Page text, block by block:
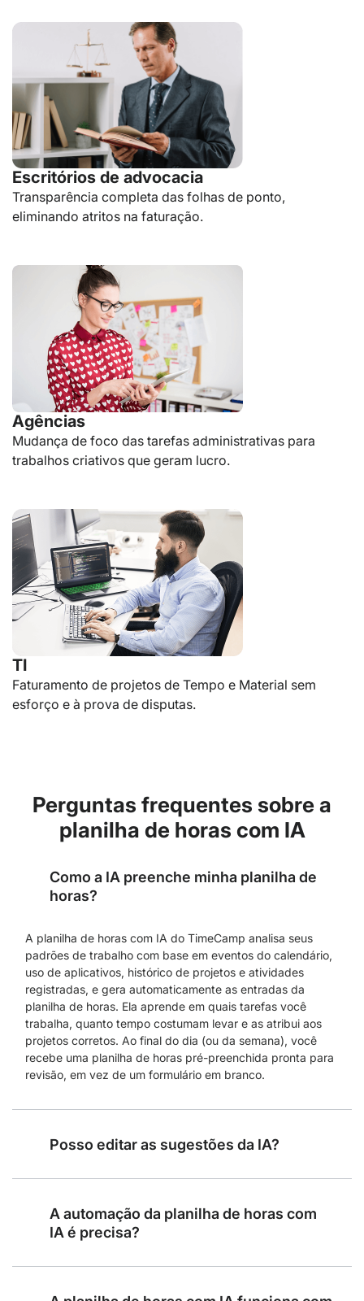
Escritórios de advocacia
Transparência completa das folhas de ponto,
eliminando atritos na faturação.
Agências
Mudança de foco das tarefas administrativas para
trabalhos criativos que geram lucro.
TI
Faturamento de projetos de Tempo e Material sem
esforço e à prova de disputas.
Perguntas frequentes sobre a
planilha de horas com IA
Como a IA preenche minha planilha de
horas?
A planilha de horas com IA do TimeCamp analisa seus
padrões de trabalho com base em eventos do calendário,
uso de aplicativos, histórico de projetos e atividades
registradas, e gera automaticamente as entradas da
planilha de horas. Ela aprende em quais tarefas você
trabalha, quanto tempo costumam levar e as atribui aos
projetos corretos. Ao final do dia (ou da semana), você
recebe uma planilha de horas pré-preenchida pronta para
revisão, em vez de um formulário em branco.
Posso editar as sugestões da IA?
A automação da planilha de horas com
IA é precisa?